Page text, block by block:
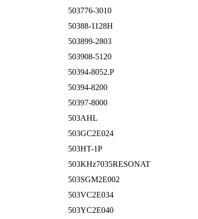
503776-3010
50388-1128H
503899-2803
503908-5120
50394-8052.P
50394-8200
50397-8000
503AHL
503GC2E024
503HT-1P
503KHz7035RESONAT
503SGM2E002
503VC2E034
503YC2E040